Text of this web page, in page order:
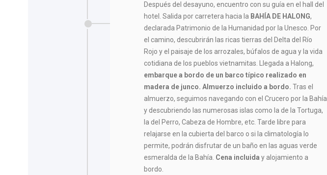
Después del desayuno, encuentro con su guía en el hall del
hotel. Salida por carretera hacia la BAHÍA DE HALONG,
declarada Patrimonio de la Humanidad por la Unesco. Por
el camino, descubrirán las ricas tierras del Delta del Río
Rojo y el paisaje de los arrozales, búfalos de agua y la vida
cotidiana de los pueblos vietnamitas. Llegada a Halong,
embarque a bordo de un barco típico realizado en
madera de junco. Almuerzo incluido a bordo. Tras el
almuerzo, seguimos navegando con el Crucero por la Bahía
y descubriendo las numerosas islas como la de la Tortuga,
la del Perro, Cabeza de Hombre, etc. Tarde libre para
relajarse en la cubierta del barco o si la climatología lo
permite, podrán disfrutar de un baño en las aguas verde
esmeralda de la Bahía. Cena incluiday alojamiento a
bordo.